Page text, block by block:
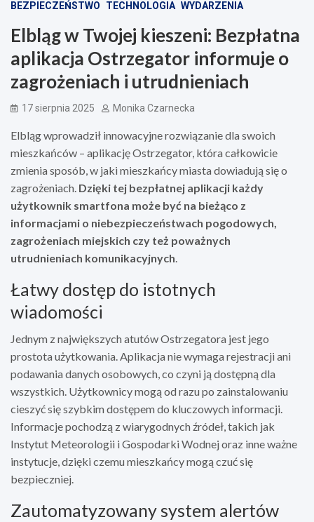
BEZPIECZEŃSTWO TECHNOLOGIA WYDARZENIA
Elbląg w Twojej kieszeni: Bezpłatna
aplikacja Ostrzegator informuje o
zagrożeniach i utrudnieniach
17 sierpnia 2025 Monika Czarnecka
Elbląg wprowadził innowacyjne rozwiązanie dla swoich
mieszkańców – aplikację Ostrzegator, która całkowicie
zmienia sposób, w jaki mieszkańcy miasta dowiadują się o
zagrożeniach. Dzięki tej bezpłatnej aplikacji każdy
użytkownik smartfona może być na bieżąco z
informacjami o niebezpieczeństwach pogodowych,
zagrożeniach miejskich czy też poważnych
utrudnieniach komunikacyjnych.
Łatwy dostęp do istotnych
wiadomości
Jednym z największych atutów Ostrzegatora jest jego
prostota użytkowania. Aplikacja nie wymaga rejestracji ani
podawania danych osobowych, co czyni ją dostępną dla
wszystkich. Użytkownicy mogą od razu po zainstalowaniu
cieszyć się szybkim dostępem do kluczowych informacji.
Informacje pochodzą z wiarygodnych źródeł, takich jak
Instytut Meteorologii i Gospodarki Wodnej oraz inne ważne
instytucje, dzięki czemu mieszkańcy mogą czuć się
bezpieczniej.
Zautomatyzowany system alertów